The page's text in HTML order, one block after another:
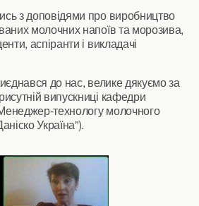
з доповідями про виробництво
молочних напоїв та морозива,
аспіранти і викладачі
до нас, велике дякуємо за
випускниці кафедри
технологу молочного
Україна”).